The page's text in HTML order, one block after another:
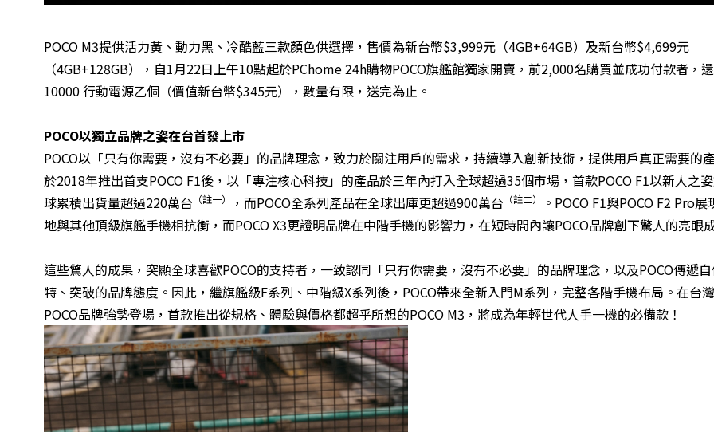
POCO M3提供活力黃、動力黑、冷酷藍三款顏色供選擇，售價為新台幣$3,999元（4GB+64GB）及新台幣$4,699元
（4GB+128GB），自1月22日上午10點起於PChome 24h購物POCO旗艦館獨家開賣，前2,000名購買並成功付款者，
10000 行動電源乙個（價值新台幣$345元），數量有限，送完為止。
POCO以獨立品牌之姿在台首發上市
POCO以「只有你需要，沒有不必要」的品牌理念，致力於關注用戶的需求，持續導入創新技術，提供用戶真正需要的
於2018年推出首支POCO F1後，以「專注核心科技」的產品於三年內打入全球超過35個市場，首款POCO F1以新人之
球累積出貨量超過220萬台 （註一） ，而POCO全系列產品在全球出庫更超過900萬台 （註二）
。POCO F1與POCO F2 Pro
地與其他頂級旗艦手機相抗衡，而POCO X3更證明品牌在中階手機的影響力，在短時間內讓POCO品牌創下驚人的亮眼
這些驚人的成果，突顯全球喜歡POCO的支持者，一致認同「只有你需要，沒有不必要」的品牌理念，以及POCO傳遞
特、突破的品牌態度。因此，繼旗艦級F系列、中階級X系列後，POCO帶來全新入門M系列，完整各階手機布局。在台
POCO品牌強勢登場，首款推出從規格、體驗與價格都超乎所想的POCO M3，將成為年輕世代人手一機的必備款！